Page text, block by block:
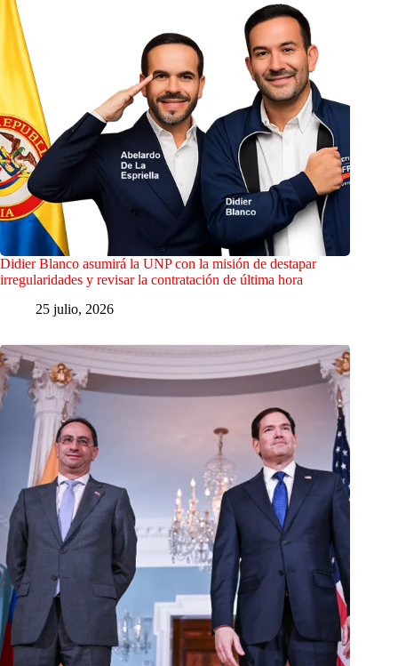
Didier Blanco asumirá la UNP con la misión de destapar
irregularidades y revisar la contratación de última hora
25 julio, 2026